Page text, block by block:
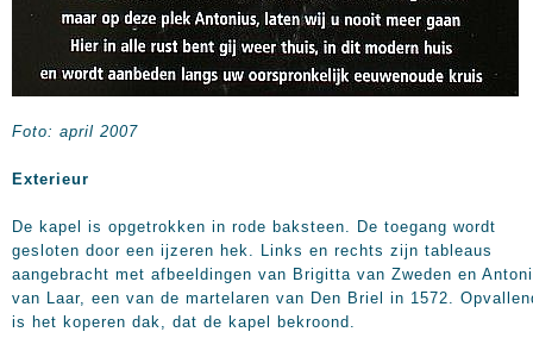
Foto: april 2007
Exterieur
De kapel is opgetrokken in rode baksteen. De toegang wordt
gesloten door een ijzeren hek. Links en rechts zijn tableaus
aangebracht met afbeeldingen van Brigitta van Zweden en
van Laar, een van de martelaren van Den Briel in 1572.
is het koperen dak, dat de kapel bekroond.